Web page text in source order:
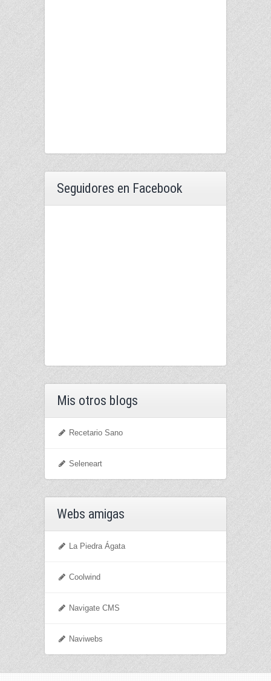
Seguidores en Facebook
Mis otros blogs
Recetario Sano
Seleneart
Webs amigas
La Piedra Ágata
Coolwind
Navigate CMS
Naviwebs